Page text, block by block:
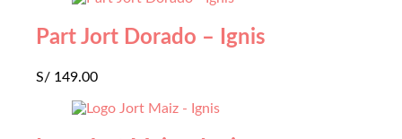
Part Jort Dorado – Ignis
S/ 149.00